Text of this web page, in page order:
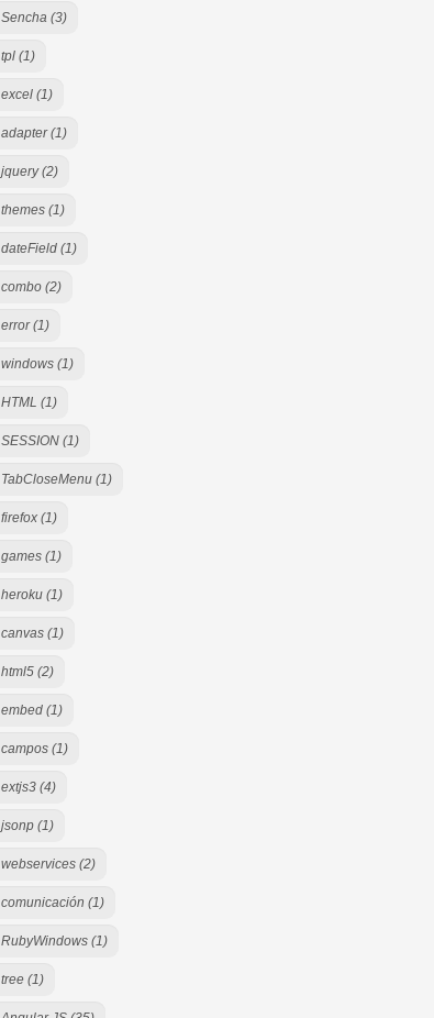
Sencha (3)
tpl (1)
excel (1)
adapter (1)
jquery (2)
themes (1)
dateField (1)
combo (2)
error (1)
windows (1)
HTML (1)
SESSION (1)
TabCloseMenu (1)
firefox (1)
games (1)
heroku (1)
canvas (1)
html5 (2)
embed (1)
campos (1)
extjs3 (4)
jsonp (1)
webservices (2)
comunicación (1)
RubyWindows (1)
tree (1)